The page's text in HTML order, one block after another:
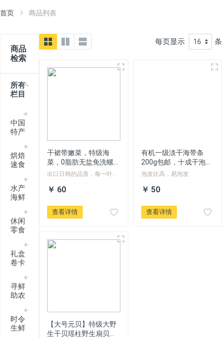
首页 商品列表
商品
检索
所有
栏目
中国
特产
烘焙
速食
水产
海鲜
休闲
零食
礼盒
卷卡
寻鲜
助农
时令
生鲜
每页显示 条
干裙带嫩菜，特级海
菜，0脂肪无盐免洗螺
旋藻韩式海带芽嫩海带
出口日韩的品质，每一叶片
￥ 60
查看详情
有机一级淡干海带条
200g包邮，十成干泡发
高
泡发比高，易泡发
￥ 50
查看详情
【大号元贝】特级大野
生干贝瑶柱野生扇贝干